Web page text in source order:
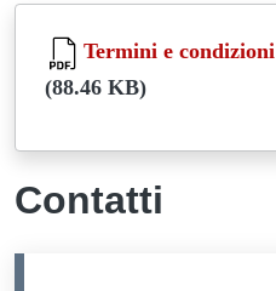
Termini e
(88.46 KB)
Contatti